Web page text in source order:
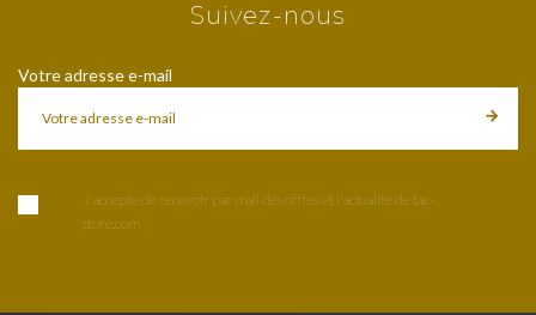
Suivez-nous
Votre adresse e-mail
J'accepte de recevoir par mail des offres et l'actualité de tac-
store.com